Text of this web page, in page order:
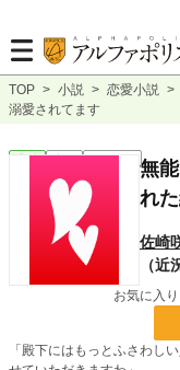
TOP > 小説 > 恋愛小説 >
溺愛されてます
恋愛 完結 ｼｮｰﾄｼｮｰﾄ
無
れ
佐崎
（近
お気に入
「殿下にはもっとふさわし